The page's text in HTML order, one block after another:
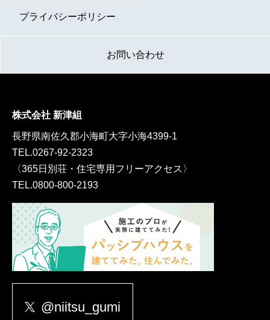
プライバシーポリシー
お問い合わせ
株式会社 新津組
長野県南佐久郡小海町大字小海4399-1
TEL.0267-92-2323
〈365日別荘・住宅専用フリーアクセス〉
TEL.0800-800-2193
@niitsu_gumi